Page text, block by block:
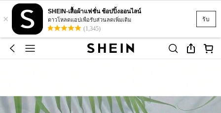
รับ
×
SHEIN-เสื้อผ้าแฟชั่น ช้อปปิ้งออนไลน์
ดาวโหลดแอปเพื่อรับส่วนลดเพิ่มเติม
(1,345)